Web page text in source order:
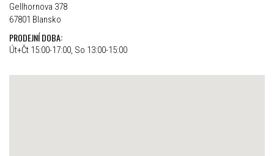
Gellhornova 378
67801 Blansko
PRODEJNÍ DOBA:
Út+Čt 15:00-17:00, So 13:00-15:00